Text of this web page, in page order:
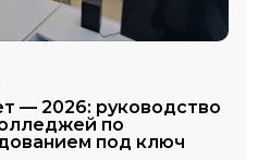
— 2026: руководство
по
под ключ